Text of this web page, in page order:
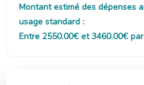
Montant estimé des dépenses
usage standard :
Entre 2550.00€ et 3460.00€